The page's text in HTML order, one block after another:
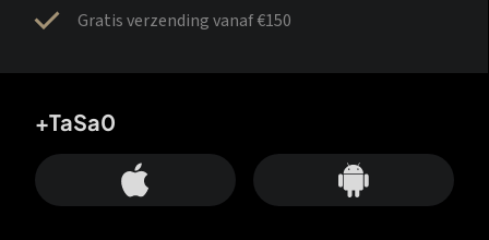
Gratis verzending vanaf €150
+TaSa0